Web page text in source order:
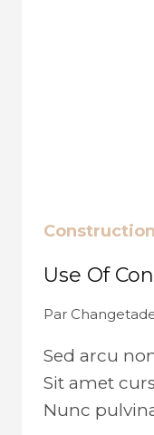
Construction
Use Of
Par
Sed arcu
Sit amet
Nunc